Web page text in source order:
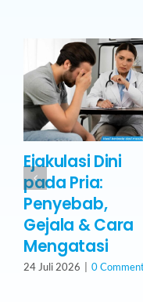
Ejakulasi Dini
pada Pria:
Penyebab,
Gejala & Cara
Mengatasi
24 Juli 2026 0